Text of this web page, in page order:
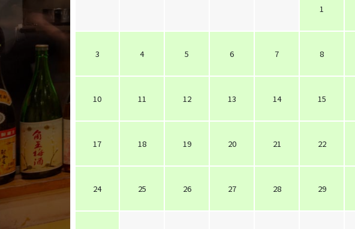
1
3 4 5 6 7 8
10 11 12 13 14 15
17 18 19 20 21 22
24 25 26 27 28 29